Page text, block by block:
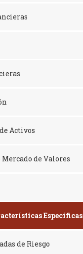
Activos
de Valores
Específicas
de Riesgo